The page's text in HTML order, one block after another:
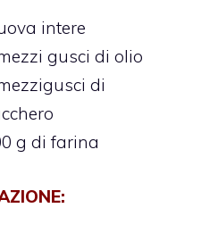
intere
gusci di olio
di
g di farina